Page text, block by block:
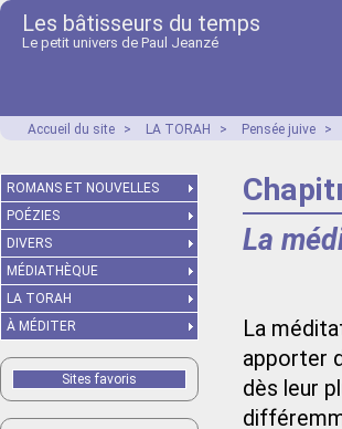
Les bâtisseurs du temps
Le petit univers de Paul Jeanzé
Accueil du site > LA TORAH > Pensée juive >
La
La
apporter
dès leur
ROMANS ET NOUVELLES
POÉZIES
DIVERS
MÉDIATHÈQUE
LA TORAH
À MÉDITER
Sites favoris